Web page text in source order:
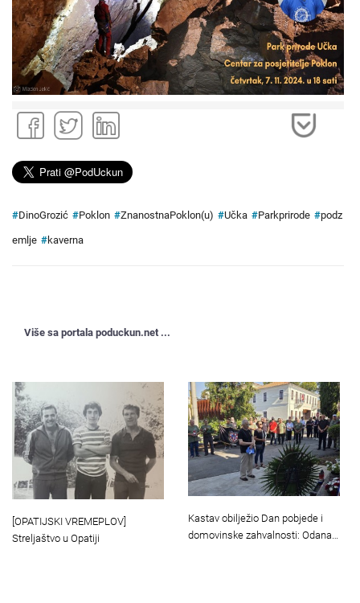
#DinoGrozić #Poklon #ZnanostnaPoklon(u) #Učka #Parkprirode #podz
emlje #kaverna
Više sa portala poduckun.net ...
[OPATIJSKI VREMEPLOV]
Streljaštvo u Opatiji
Kastav obilježio Dan pobjede i
domovinske zahvalnosti: Odana…